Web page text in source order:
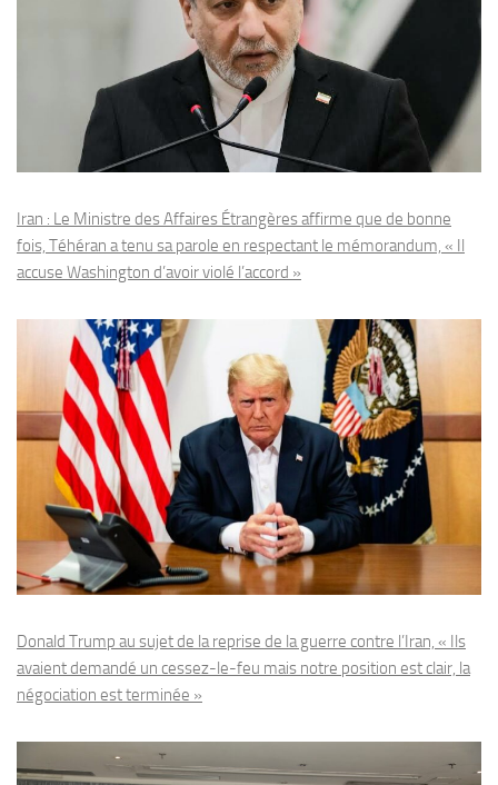
Iran : Le Ministre des Affaires Étrangères affirme que de bonne
fois, Téhéran a tenu sa parole en respectant le mémorandum, « Il
accuse Washington d’avoir violé l’accord »
Donald Trump au sujet de la reprise de la guerre contre l’Iran, « Ils
avaient demandé un cessez-le-feu mais notre position est clair, la
négociation est terminée »